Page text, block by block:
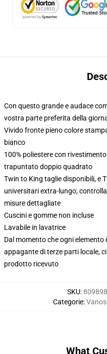
Con questo grande e audace
vostra parte preferita della
Vivido fronte pieno colore
bianco
100% poliestere con
trapuntato doppio quadrato
Twin to King taglie disponibili, e
universitari extra-lungo;
misure dettagliate
Cuscini e gomme non incluse
Lavabile in lavatrice
Dal momento che ogni
appagante di terze parti locale,
prodotto ricevuto
SKU:
Categorie:
What